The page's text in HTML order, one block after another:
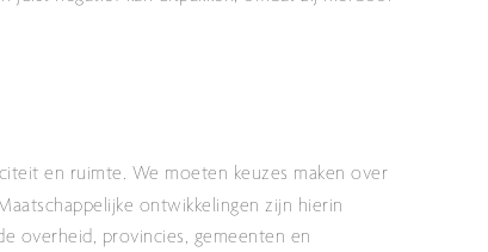
en ruimte. We moeten keuzes maken over
ontwikkelingen zijn hierin
overheid, provincies, gemeenten en